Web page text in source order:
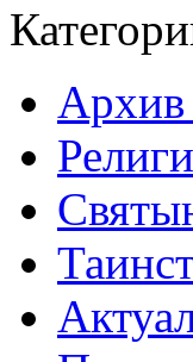
Архив